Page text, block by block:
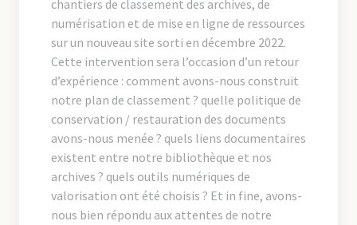
chantiers de classement des archives, de
numérisation et de mise en ligne de ressources
sur un nouveau site sorti en décembre 2022.
Cette intervention sera l’occasion d’un retour
d’expérience : comment avons-nous construit
notre plan de classement ? quelle politique de
conservation / restauration des documents
avons-nous menée ? quels liens documentaires
existent entre notre bibliothèque et nos
archives ? quels outils numériques de
valorisation ont été choisis ? Et in fine, avons-
nous bien répondu aux attentes de notre